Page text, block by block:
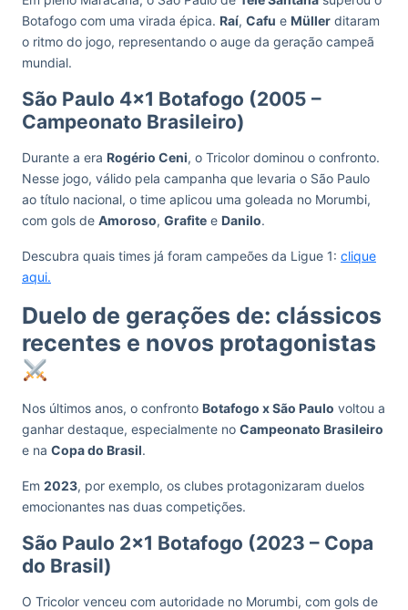
Botafogo com uma virada épica. Raí, Cafu e Müller ditaram
o ritmo do jogo, representando o auge da geração campeã
mundial.
São Paulo 4×1 Botafogo (2005 –
Campeonato Brasileiro)
Durante a era Rogério Ceni, o Tricolor dominou o confronto.
Nesse jogo, válido pela campanha que levaria o São Paulo
ao título nacional, o time aplicou uma goleada no Morumbi,
com gols de Amoroso, Grafite e Danilo.
Descubra quais times já foram campeões da Ligue 1: clique
aqui.
Duelo de gerações de: clássicos
recentes e novos protagonistas
Nos últimos anos, o confronto Botafogo x São Paulo voltou a
ganhar destaque, especialmente no Campeonato Brasileiro
e na Copa do Brasil.
Em 2023, por exemplo, os clubes protagonizaram duelos
emocionantes nas duas competições.
São Paulo 2×1 Botafogo (2023 – Copa
do Brasil)
O Tricolor venceu com autoridade no Morumbi, com gols de